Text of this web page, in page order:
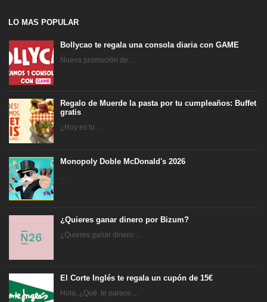
LO MAS POPULAR
Bollycao te regala una consola diaria con GAME
Nueva promoción de ...
Regalo de Muerde la pasta por tu cumpleaños: Buffet
gratis
¿Hoy es tu ...
Monopoly Doble McDonald's 2026
...
¿Quieres ganar dinero por Bizum?
¿Quieres ganar dinero ...
El Corte Inglés te regala un cupón de 15€
Hola, ¿Qué te parece ...